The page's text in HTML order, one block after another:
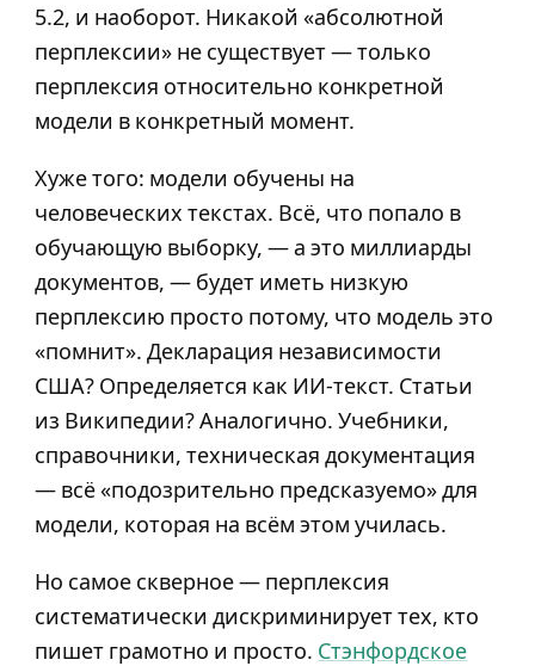
5.2, и наоборот. Никакой «абсолютной
перплексии» не существует — только
перплексия относительно конкретной
модели в конкретный момент.
Хуже того: модели обучены на
человеческих текстах. Всё, что попало в
обучающую выборку, — а это миллиарды
документов, — будет иметь низкую
перплексию просто потому, что модель это
«помнит». Декларация независимости
США? Определяется как ИИ-текст. Статьи
из Википедии? Аналогично. Учебники,
справочники, техническая документация
— всё «подозрительно предсказуемо» для
модели, которая на всём этом училась.
Но самое скверное — перплексия
систематически дискриминирует тех, кто
пишет грамотно и просто. Стэнфордское